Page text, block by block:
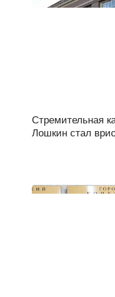
Стремительная
Лошкин стал